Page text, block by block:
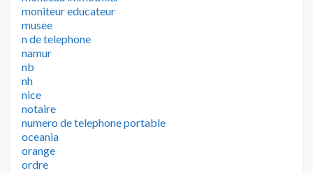
moniteur educateur
musee
n de telephone
namur
nb
nh
nice
notaire
numero de telephone portable
oceania
orange
ordre